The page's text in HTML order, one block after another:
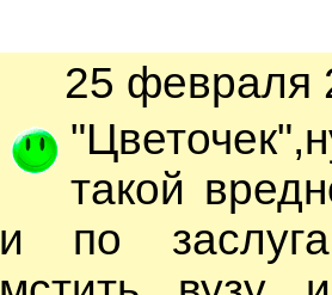
25 февраля
такой
и по